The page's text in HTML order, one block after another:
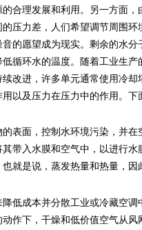
合理发展和利用。另一方面，
压力差，人们希望调节周围环
的愿望成为现实。剩余的水分
循环水的温度。随着工业生产
改进，许多单元通常使用冷却
以及压力在压力中的作用。下
表面，控制水环境污染，并在
带入水膜和空气中，以进行水
就是说，蒸发热量和热量，因
低成本并分散工业或冷藏空调
作下，干燥和低价值空气从风